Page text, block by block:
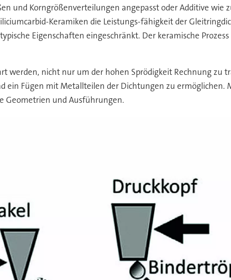
und Korngrößenverteilungen angepasst oder Additive wie
Keramiken die Leistungs-fähigkeit der
Eigenschaften eingeschränkt. Der keramische
werden, nicht nur um der hohen Sprödigkeit Rechnung zu
ein Fügen mit Metallteilen der Dichtungen zu ermöglichen.
Geometrien und Ausführungen.